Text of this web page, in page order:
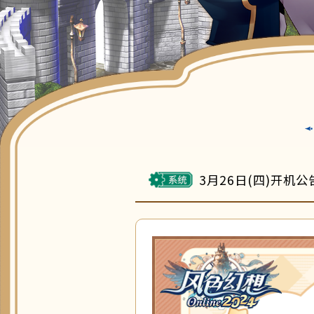
3月26日(四)开机公